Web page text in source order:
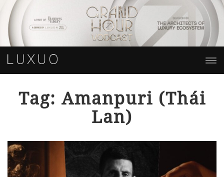
Tag: Amanpuri (Thái
Lan)